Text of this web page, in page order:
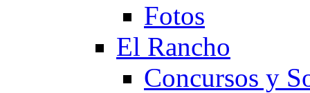
Fotos
El Rancho
Concursos y